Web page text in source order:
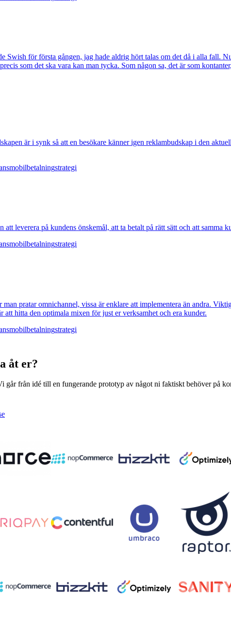
Swish för första gången, jag hade aldrig hört talas om det då i alla fall.
som det ska vara kan man tycka. Som någon sa, det är som
är i synk så att en besökare känner igen reklambudskap i den
mobilbetalningstrategi
leverera på kundens önskemål, att ta betalt på rätt sätt och att samma
mobilbetalningstrategi
pratar omnichannel, vissa är enklare att implementera än andra.
att hitta den optimala mixen för just er verksamhet och era kunder.
mobilbetalningstrategi
åt er?
från idé till en fungerande prototyp av något ni faktiskt behöver på